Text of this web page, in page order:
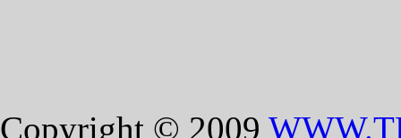
Copyright © 2009